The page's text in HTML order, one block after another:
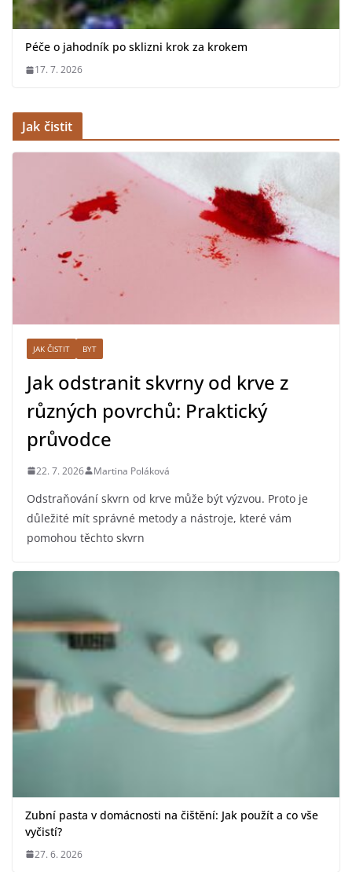
Péče o jahodník po sklizni krok za krokem
17. 7. 2026
Jak čistit
JAK ČISTIT BYT
Jak odstranit skvrny od krve z
různých povrchů: Praktický
průvodce
22. 7. 2026 Martina Poláková
Odstraňování skvrn od krve může být výzvou. Proto je
důležité mít správné metody a nástroje, které vám
pomohou těchto skvrn
Zubní pasta v domácnosti na čištění: Jak použít a co vše
vyčistí?
27. 6. 2026